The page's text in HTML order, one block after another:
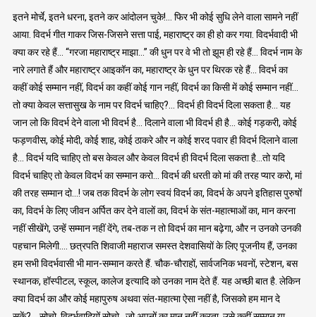
इतने मोर्चे, इतने धरना, इतने कर आंदोलन चुके!… फिर भी कोई सुधि लेने वाला सामने नहीं
आया. विदर्भ गीत गाकर जिस-जिसने सत्ता पाई, महाराष्ट्र का ही हो कर गया. विदर्भवादी भी
क्या कर रहे हैं… “गरजा महाराष्ट्र माझा…” की धुन पर वे भी तो झूम ही रहे हैं… विदर्भ नाम के
नारे लगाते हैं और महाराष्ट्र आइकॉन का, महाराष्ट्र के धुन पर थिरक रहे हैं… विदर्भ का
कहीं कोई सम्मान नहीं, विदर्भ का कहीं कोई गान नहीं, विदर्भ का किसी में कोई सम्मान नहीं…
तो क्या केवल सत्तासुख के नाम पर विदर्भ चाहिए?… विदर्भ ही विदर्भ दिला सकता है… यह
जान लो कि विदर्भ देने वाला भी विदर्भ है… दिलाने वाला भी विदर्भ ही है… कोई गड़करी, कोई
फड़णवीस, कोई मोदी, कोई शाह, कोई ठाकरे और न कोई शरद पवार ही विदर्भ दिलाने वाला
है… विदर्भ यदि चाहिए तो बस केवल और केवल विदर्भ ही विदर्भ दिला सकता है…तो यदि
विदर्भ चाहिए तो केवल विदर्भ का सम्मान करो… विदर्भ की धरती को मां की तरह प्यार करो, मां
की तरह सम्मान दो…! जब तक विदर्भ के लोग स्वयं विदर्भ का, विदर्भ के अपने इतिहास पुरुषों
का, विदर्भ के लिए जीवन अर्पित कर देने वालों का, विदर्भ के संत-महात्माओं का, मान करना
नहीं सीखेंगे, उन्हें सम्मान नहीं देंगे, तब-तक न तो विदर्भ का मान बढ़ेगा, और न उनको उनकी
पहचान मिलेगी…. छत्रपति शिवाजी महाराज समस्त देशवासियों के लिए पूजनीय हैं, उनका
हम सभी विदर्भवासी भी मान-सम्मान करते हैं. चौक-चौराहों, सार्वजनिक भवनों, स्टेशन, बस
स्थानक, हॉस्पीटल, स्कूल, कालेज इत्यादि को उनका नाम देते हैं. यह अच्छी बात है. लेकिन
क्या विदर्भ का और कोई महापुरुष अथवा संत-महात्मा ऐसा नहीं है, जिसको हम मान दे